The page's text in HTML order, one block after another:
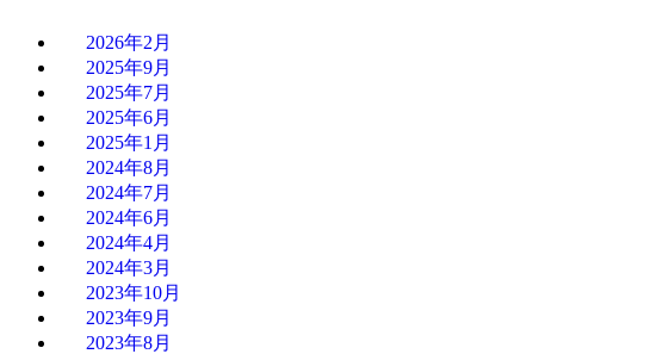
2026年2月
2025年9月
2025年7月
2025年6月
2025年1月
2024年8月
2024年7月
2024年6月
2024年4月
2024年3月
2023年10月
2023年9月
2023年8月